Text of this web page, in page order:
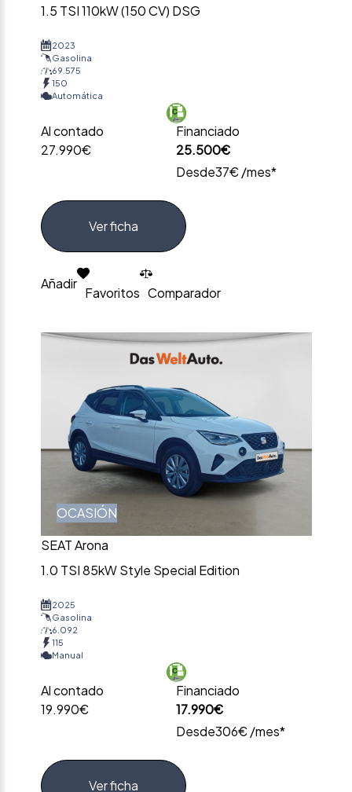
1.5 TSI 110kW (150 CV) DSG
2023
Gasolina
69.575
150
Automática
Al contado
27.990€
Financiado
25.500€
Desde37€ /mes*
Ver ficha
Añadir
Favoritos Comparador
OCASIÓN
SEAT Arona
1.0 TSI 85kW Style Special Edition
2025
Gasolina
6.092
115
Manual
Al contado
19.990€
Financiado
17.990€
Desde306€ /mes*
Ver ficha